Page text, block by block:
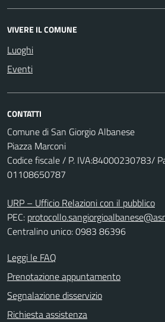
VIVERE IL COMUNE
Luoghi
Eventi
CONTATTI
Comune di San Giorgio Albanese
Piazza Marconi
Codice fiscale / P. IVA:84000230783/
01108650787
URP – Ufficio Relazioni con il pubblico
PEC:
Centralino unico: 0983 86396
Leggi le FAQ
Prenotazione appuntamento
Segnalazione disservizio
Richiesta assistenza